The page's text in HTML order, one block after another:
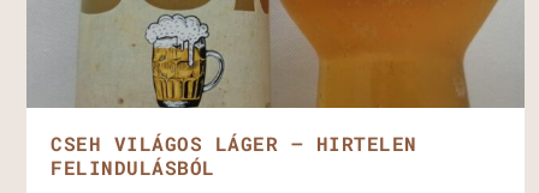
CSEH VILÁGOS LÁGER – HIRTELEN
FELINDULÁSBÓL